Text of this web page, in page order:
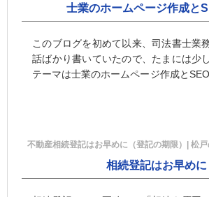
士業のホームページ作成と
このブログを初めて以来、司法書士業
話ばかり書いていたので、たまには少
テーマは士業のホームページ作成と
不動産相続登記はお早めに（登記の期限）| 松
相続登記はお早めに